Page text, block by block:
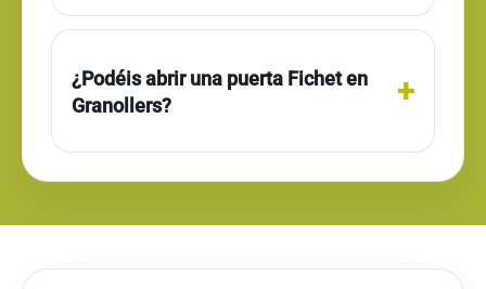
¿Podéis abrir una puerta Fichet en
Granollers?